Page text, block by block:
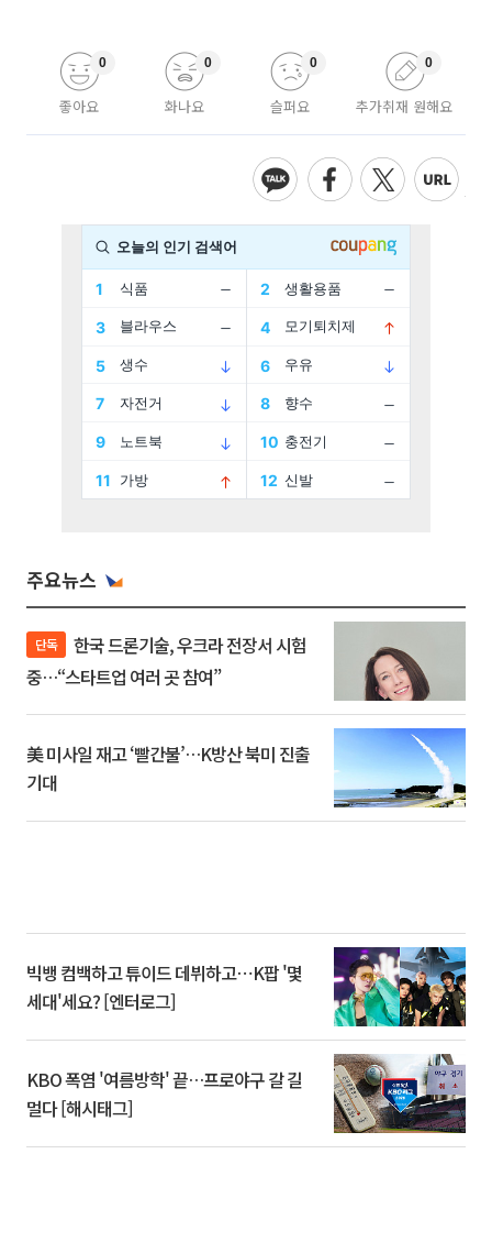
좋아요
0
화나요
0
슬퍼요
0
추가취재 원해요
0
주요뉴스
단독
중…“스타트업 여러 곳 참여”
美 미사일 재고 ‘빨간불’…K방산 북미 진출
기대
빅뱅 컴백하고 튜이드 데뷔하고⋯K팝 '몇
세대'세요? [엔터로그]
KBO 폭염 '여름방학' 끝…프로야구 갈 길
멀다 [해시태그]